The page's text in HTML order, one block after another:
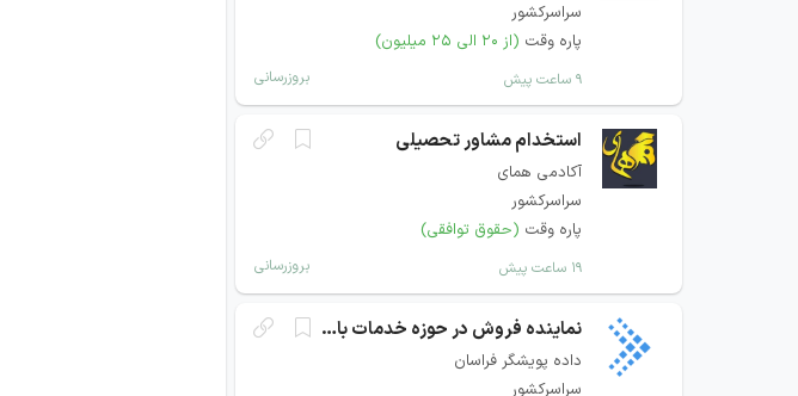
سراسرکشور
پاره وقت (از ۲۰ الی ۲۵ میلیون)
۹ ساعت پیش بروزرسانی
استخدام مشاور تحصیلی
آکادمی همای
سراسرکشور
پاره وقت (حقوق توافقی)
۱۹ ساعت پیش بروزرسانی
نماینده فروش در حوزه خدمات بانکی و پرداخت
داده پویشگر فراسان
سراسرکشور